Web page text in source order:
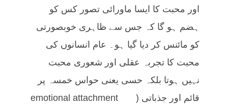
اور محبت کا ایسا ماورائی تصور کس کو
ہضم ہو گا کہ جس سے ظاہری خوبصورتی
کو مائنس کر دیا گیا ہو۔ عام انسانوں کی
محبت کا تجربہ عقلی اور شعوری محبت
نہیں ہوتا بلکہ حسی یعنی حواس خمسہ پر
قائم اور جذباتی (emotional attachment